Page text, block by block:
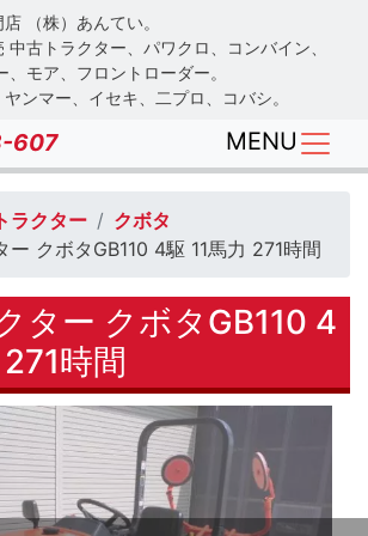
Skip
to
main
content
（株）あんてい。
古トラクター、パワクロ、コンバイン、
モア、フロントローダー。
ンマー、イセキ、二プロ、コバシ。
607 MENU
ラクター
クボタ
ー クボタGB110 4駆 11馬力 271時間
ター クボタGB110 4
時間